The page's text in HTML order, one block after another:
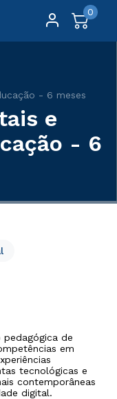
0
- 6 meses
e
- 6
pedagógica de
em
tecnológicas e
contemporâneas
digital.